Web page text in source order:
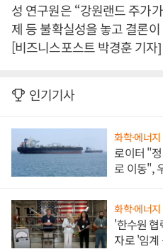
성 연구원은 “강원랜드 주가
제 등 불확실성을 놓고 결론
[비즈니스포스트 박경훈 기자]
인기기사
화학·에너지
로이터 "
로 이동",
화학·에너지
'한수원 협
자로 '임계